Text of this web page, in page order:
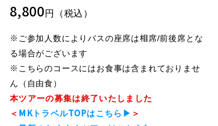
8,800円（税込）
※ご参加人数によりバスの座席は相席/前後席とな
る場合がございます
※こちらのコースにはお食事は含まれておりませ
ん（自由食）
本ツアーの募集は終了いたしました
＜ MKトラベルTOPはこちら▶ ＞